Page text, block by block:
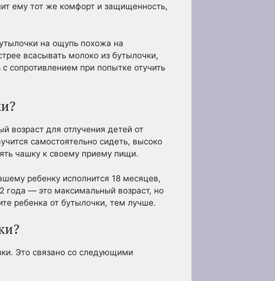
ему тот же комфорт и защищенность,
на ощупь похожа на
всасывать молоко из бутылочки,
сопротивлением при попытке отучить
возраст для отлучения детей от
самостоятельно сидеть, высоко
чашку к своему приему пищи.
ребенку исполнится 18 месяцев,
года — это максимальный возраст, но
ребенка от бутылочки, тем лучше.
Это связано со следующими